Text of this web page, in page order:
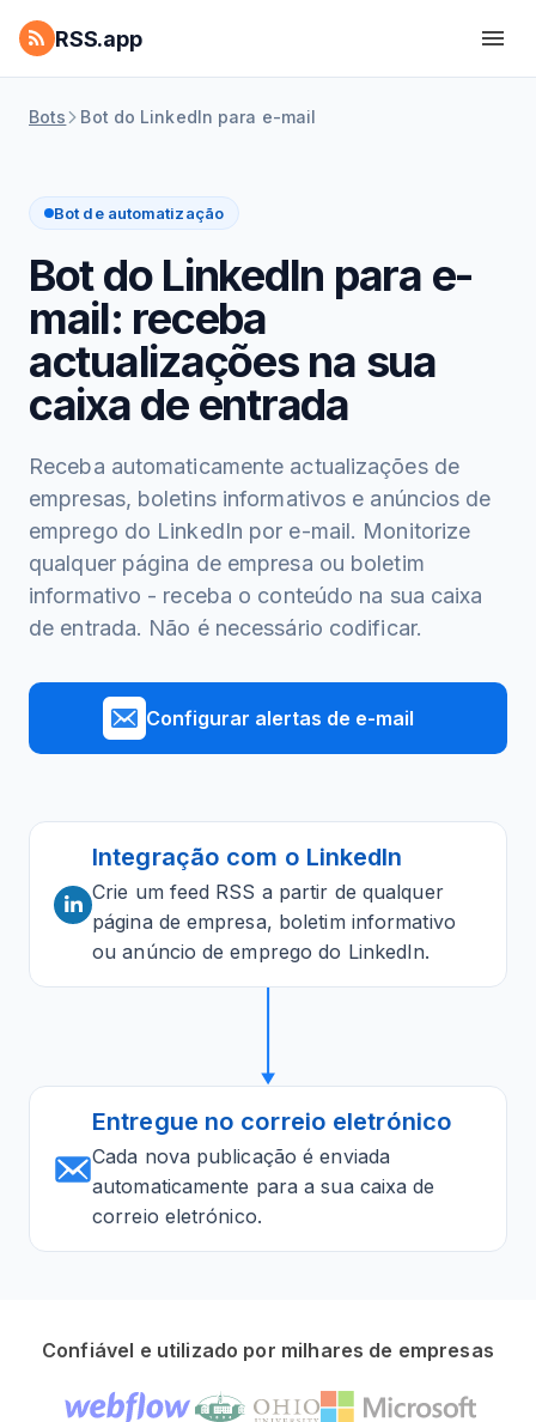
RSS.app
Bots Bot do LinkedIn para e-mail
Bot de automatização
Bot do LinkedIn para e-
mail: receba
actualizações na sua
caixa de entrada
Receba automaticamente actualizações de
empresas, boletins informativos e anúncios de
emprego do LinkedIn por e-mail. Monitorize
qualquer página de empresa ou boletim
informativo - receba o conteúdo na sua caixa
de entrada. Não é necessário codificar.
Configurar alertas de e-mail
Integração com o LinkedIn
Crie um feed RSS a partir de qualquer
página de empresa, boletim informativo
ou anúncio de emprego do LinkedIn.
Entregue no correio eletrónico
Cada nova publicação é enviada
automaticamente para a sua caixa de
correio eletrónico.
Confiável e utilizado por milhares de empresas